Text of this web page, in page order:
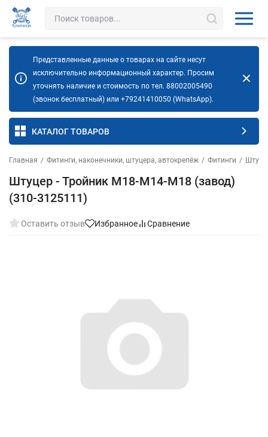
Представленные данные о товарах на сайте несут
исключительно информационный характер. Просим
уточнять наличие и стоимость по тел. 88002005490
(звонок бесплатный) или +79241410050 (WhatsApp).
КАТАЛОГ ТОВАРОВ
Главная / Фитинги, наконечники, штуцера, автокрепёж / Фитинги /
Штуцер - Тройник М18-М14-М18 (завод)
(310-3125111)
Оставить отзыв Избранное Сравнение